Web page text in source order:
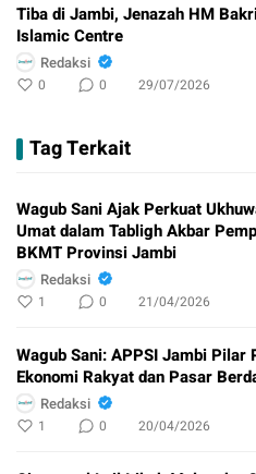
Tiba di Jambi, Jenazah HM
Islamic Centre
Redaksi
0 0 29/07/2026
Tag Terkait
Wagub Sani Ajak Perkuat
Umat dalam Tabligh Akbar
BKMT Provinsi Jambi
Redaksi
1 0 21/04/2026
Wagub Sani: APPSI Jambi Pilar
Ekonomi Rakyat dan Pasar
Redaksi
1 0 20/04/2026